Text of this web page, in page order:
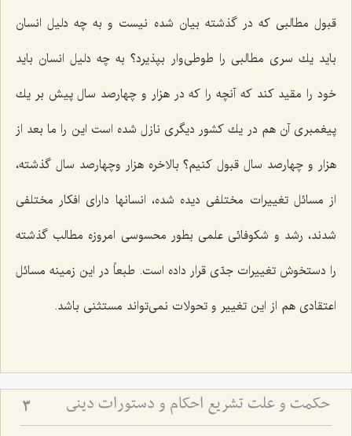
قبول مطالبی كه در گذشته بیان شده نیست و به چه دلیل انسان
باید یك سری مطالبی را طوطی‌وار بپذیرد؟ به چه دلیل انسان باید
خود را مقید كند كه آنچه را كه در هزار و چهارصد سال پیش بر یك
پیغمبری آن هم در یك كشور دیگری نازل شده است این را ما بعد از
هزار و چهارصد سال قبول كنیم؟ بالاخره هزار وچهارصد سال گذشته،
از مسائل تغییرات مختلفی دیده شده، انسانها دارای افكار مختلفی
شدند، رشد و شكوفائی علمی بطور محسوسی امروزه مطالب گذشته
را دستخوش تغییرات جدّی قرار داده است. طبعاً در این زمینه مسائل
اعتقادی هم از این تغییر و تحولات نمی‌تواند مستثنی باشد.
حکمت و علت تشریع احکام و دستورات دینی 3